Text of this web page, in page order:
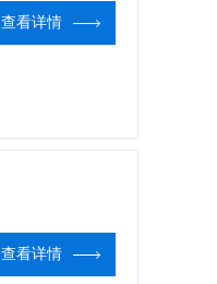
查看详情
查看详情